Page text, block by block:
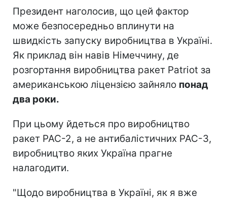
Президент наголосив, що цей фактор
може безпосередньо вплинути на
швидкість запуску виробництва в Україні.
Як приклад він навів Німеччину, де
розгортання виробництва ракет Patriot за
американською ліцензією зайняло понад
два роки.
При цьому йдеться про виробництво
ракет PAC-2, а не антибалістичних PAC-3,
виробництво яких Україна прагне
налагодити.
"Щодо виробництва в Україні, як я вже